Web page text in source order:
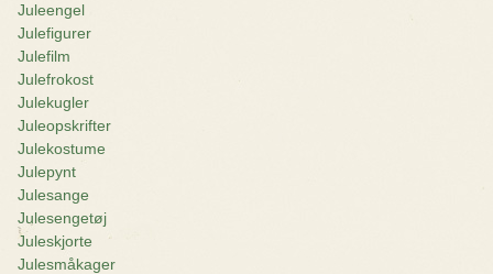
Juleengel
Julefigurer
Julefilm
Julefrokost
Julekugler
Juleopskrifter
Julekostume
Julepynt
Julesange
Julesengetøj
Juleskjorte
Julesmåkager